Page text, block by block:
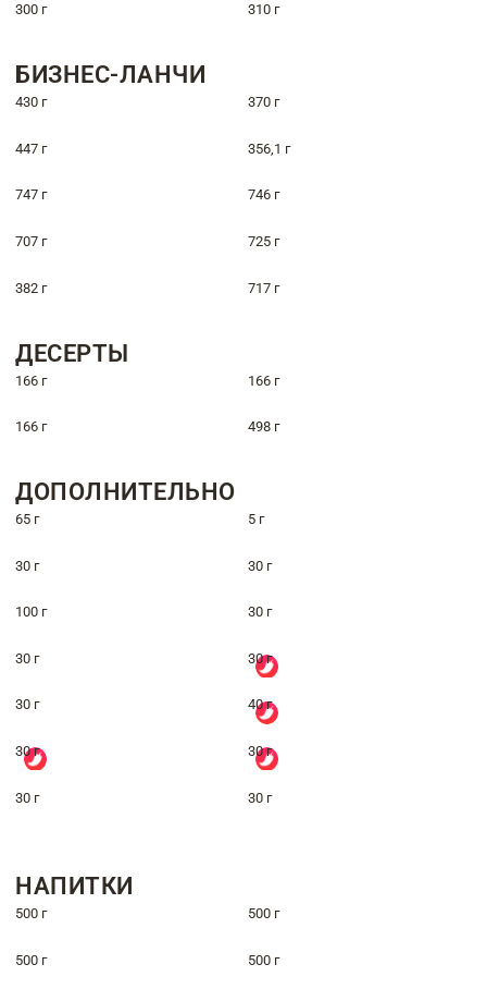
300 г 310 г
БИЗНЕС-ЛАНЧИ
430 г 370 г
447 г 356,1 г
747 г 746 г
707 г 725 г
382 г 717 г
ДЕСЕРТЫ
166 г 166 г
166 г 498 г
ДОПОЛНИТЕЛЬНО
65 г 5 г
30 г 30 г
100 г 30 г
30 г 30 г
30 г 40 г
30 г 30 г
30 г 30 г
НАПИТКИ
500 г 500 г
500 г 500 г